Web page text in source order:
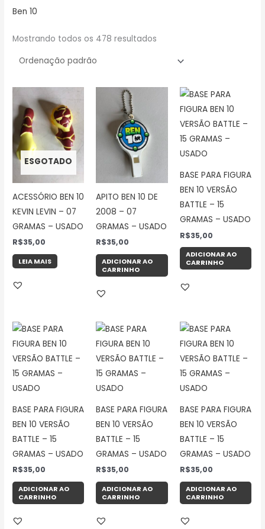
Ben 10
Mostrando todos os 478 resultados
ESGOTADO
ACESSÓRIO BEN 10
KEVIN LEVIN – 07
GRAMAS – USADO
R$35,00
LEIA MAIS
APITO BEN 10 DE
2008 – 07
GRAMAS – USADO
R$35,00
ADICIONAR AO
CARRINHO
BASE PARA FIGURA
BEN 10 VERSÃO
BATTLE – 15
GRAMAS – USADO
R$35,00
ADICIONAR AO
CARRINHO
BASE PARA FIGURA
BEN 10 VERSÃO
BATTLE – 15
GRAMAS – USADO
R$35,00
ADICIONAR AO
CARRINHO
BASE PARA FIGURA
BEN 10 VERSÃO
BATTLE – 15
GRAMAS – USADO
R$35,00
ADICIONAR AO
CARRINHO
BASE PARA FIGURA
BEN 10 VERSÃO
BATTLE – 15
GRAMAS – USADO
R$35,00
ADICIONAR AO
CARRINHO